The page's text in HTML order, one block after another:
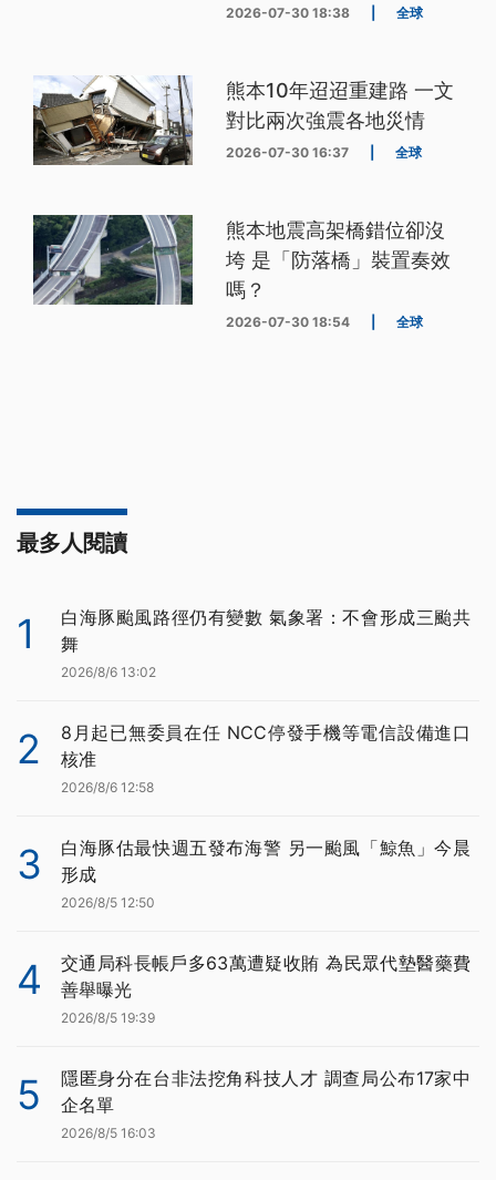
2026-07-30 18:38 全球
熊本10年迢迢重建路 一文
對比兩次強震各地災情
2026-07-30 16:37 全球
熊本地震高架橋錯位卻沒
垮 是「防落橋」裝置奏效
嗎？
2026-07-30 18:54 全球
最多人閱讀
1
白海豚颱風路徑仍有變數 氣象署：不會形成三颱共
舞
2026/8/6 13:02
2
8月起已無委員在任 NCC停發手機等電信設備進口
核准
2026/8/6 12:58
3
白海豚估最快週五發布海警 另一颱風「鯨魚」今晨
形成
2026/8/5 12:50
4
交通局科長帳戶多63萬遭疑收賄 為民眾代墊醫藥費
善舉曝光
2026/8/5 19:39
5
隱匿身分在台非法挖角科技人才 調查局公布17家中
企名單
2026/8/5 16:03